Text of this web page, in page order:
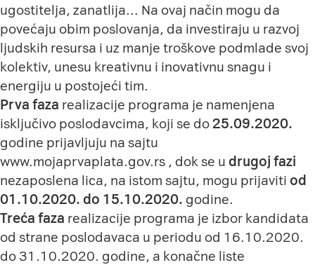
ugostitelja, zanatlija… Na ovaj način mogu da
povećaju obim poslovanja, da investiraju u razvoj
ljudskih resursa i uz manje troškove podmlade svoj
kolektiv, unesu kreativnu i inovativnu snagu i
energiju u postojeći tim.
Prva faza realizacije programa je namenjena
isključivo poslodavcima, koji se do25.09.2020.
godine prijavljuju na sajtu
www.mojaprvaplata.gov.rs , dok se u drugoj fazi
nezaposlena lica, na istom sajtu, mogu prijaviti od
01.10.2020. do 15.10.2020. godine.
Treća faza realizacije programa je izbor kandidata
od strane poslodavaca u periodu od 16.10.2020.
do 31.10.2020. godine, a konačne liste